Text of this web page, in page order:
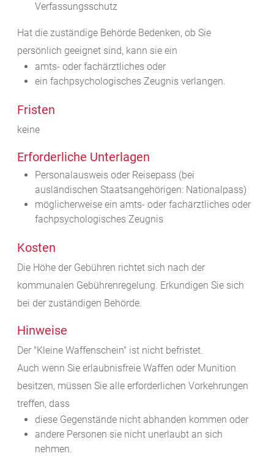
Verfassungsschutz
Hat die zuständige Behörde Bedenken, ob Sie
persönlich geeignet sind, kann sie ein
amts- oder fachärztliches oder
ein fachpsychologisches Zeugnis verlangen.
Fristen
keine
Erforderliche Unterlagen
Personalausweis oder Reisepass (bei
ausländischen Staatsangehörigen: Nationalpass)
möglicherweise ein amts- oder fachärztliches oder
fachpsychologisches Zeugnis
Kosten
Die Höhe der Gebühren richtet sich nach der
kommunalen Gebührenregelung. Erkundigen Sie sich
bei der zuständigen Behörde.
Hinweise
Der "Kleine Waffenschein" ist nicht befristet.
Auch wenn Sie erlaubnisfreie Waffen oder Munition
besitzen, müssen Sie alle erforderlichen Vorkehrungen
treffen, dass
diese Gegenstände nicht abhanden kommen oder
andere Personen sie nicht unerlaubt an sich
nehmen.